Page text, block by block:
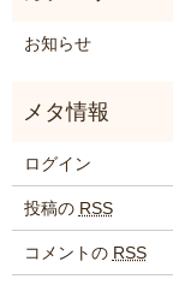
お知らせ
ログイン
投稿の RSS
コメントの RSS